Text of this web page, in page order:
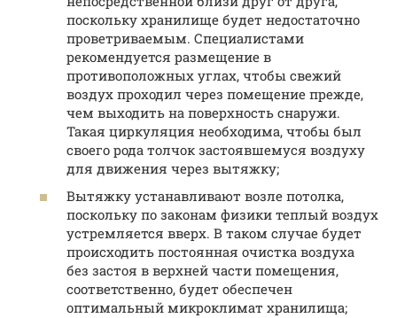
поскольку хранилище будет недостаточно
проветриваемым. Специалистами
рекомендуется размещение в
противоположных углах, чтобы свежий
воздух проходил через помещение прежде,
чем выходить на поверхность снаружи.
Такая циркуляция необходима, чтобы был
своего рода толчок застоявшемуся воздуху
для движения через вытяжку;
Вытяжку устанавливают возле потолка,
поскольку по законам физики теплый воздух
устремляется вверх. В таком случае будет
происходить постоянная очистка воздуха
без застоя в верхней части помещения,
соответственно, будет обеспечен
оптимальный микроклимат хранилища;